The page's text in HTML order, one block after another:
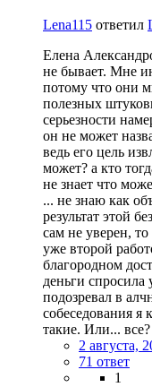
Lena115 ответил
Елена
не бывает. Мне
потому что они
полезных
серьезности
он не может
ведь его цель
может? а кто
не знает что
... не знаю как
результат этой
сам не уверен,
уже второй
благородном
деньги спросила
подозревал в
собеседования я
такие. Или... все?
2 августа,
71 ответ
1